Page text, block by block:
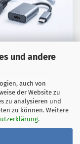
und andere
auch von
der Website zu
zu analysieren und
zu können. Weitere
.
rund um